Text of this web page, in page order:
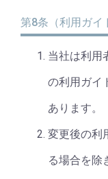
第8条（利用ガイ
当社は利用
の利用ガイ
あります。
変更後の利
る場合を除